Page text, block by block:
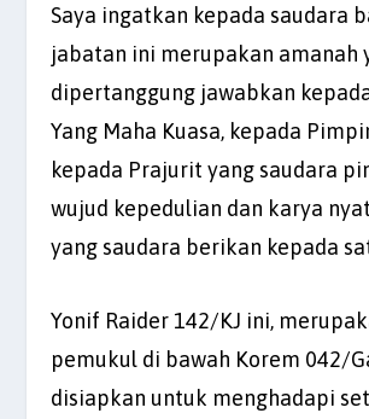
Saya ingatkan kepada saudara
jabatan ini merupakan amanah
dipertanggung jawabkan
Yang Maha Kuasa, kepada
kepada Prajurit yang saudara
wujud kepedulian dan karya
yang saudara berikan kepada
Yonif Raider 142/KJ ini,
pemukul di bawah Korem 042/
disiapkan untuk menghadapi